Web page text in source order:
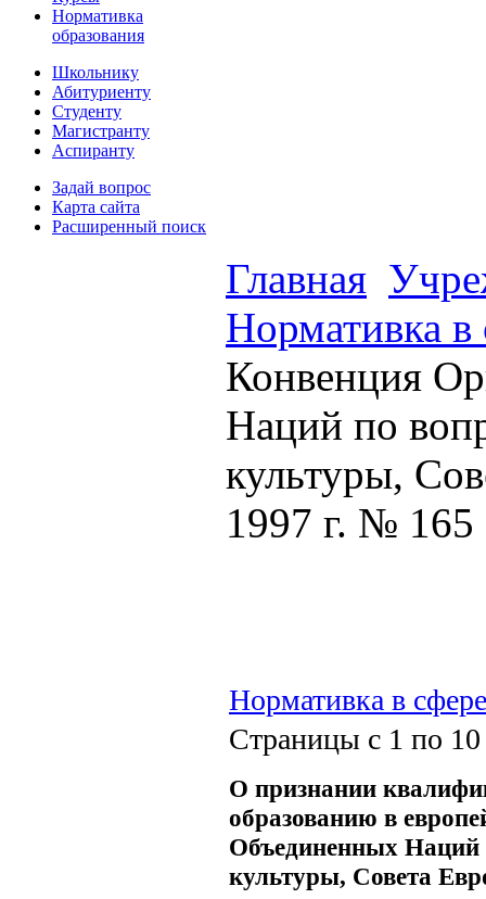
Нормативка
образования
Школьнику
Абитуриенту
Студенту
Магистранту
Аспиранту
Задай вопрос
Карта сайта
Расширенный поиск
Главная
Нормативка в
Конвенция
Наций по
культуры,
1997 г. № 165
Нормативка в
Страницы с 1 по 10
О признании
образованию в
Объединенных Наций
культуры, Совета